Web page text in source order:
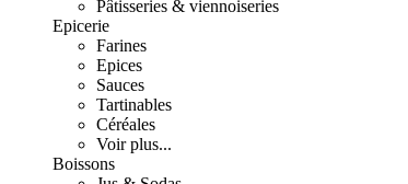
Pâtisseries & viennoiseries
Epicerie
Farines
Epices
Sauces
Tartinables
Céréales
Voir plus...
Boissons